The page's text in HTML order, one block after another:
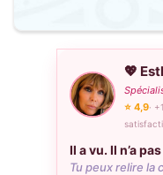
💖
⭐ 4,9·
Il a vu. Il n’a
Tu peux relire la